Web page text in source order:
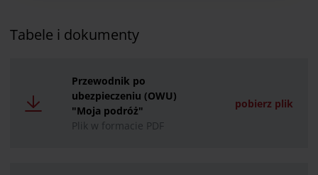
Tabele i dokumenty
Przewodnik po
ubezpieczeniu (OWU)
"Moja podróż"
Plik w formacie PDF
pobierz plik